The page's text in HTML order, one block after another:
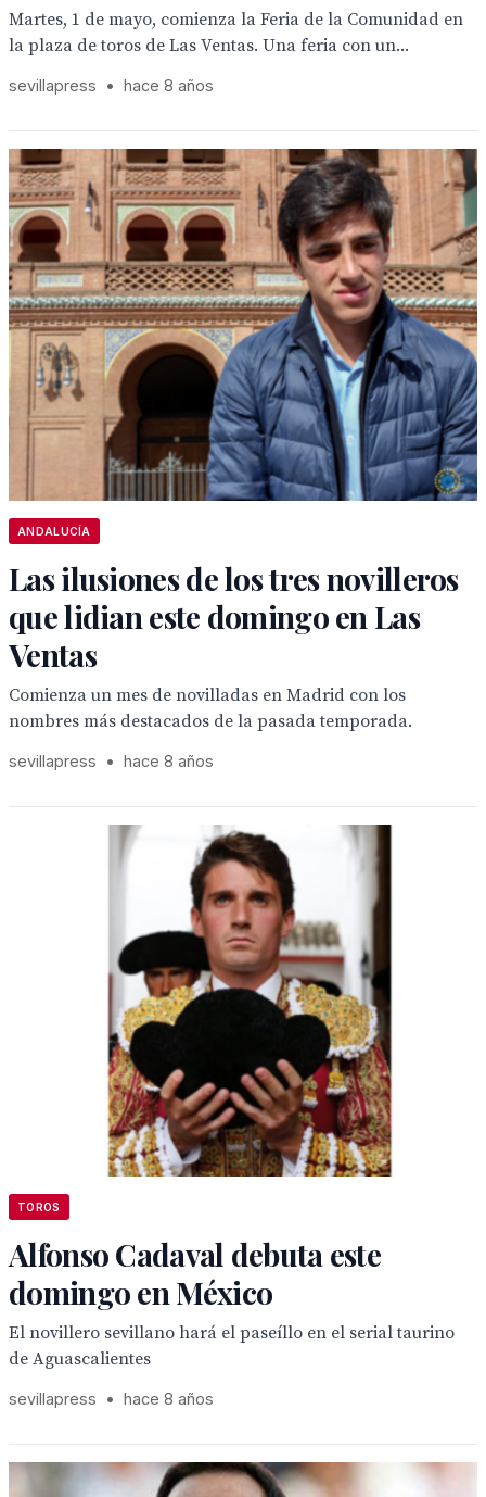
Martes, 1 de mayo, comienza la Feria de la Comunidad en
la plaza de toros de Las Ventas. Una feria con un...
sevillapress • hace 8 años
ANDALUCÍA
Las ilusiones de los tres novilleros
que lidian este domingo en Las
Ventas
Comienza un mes de novilladas en Madrid con los
nombres más destacados de la pasada temporada.
sevillapress • hace 8 años
TOROS
Alfonso Cadaval debuta este
domingo en México
El novillero sevillano hará el paseíllo en el serial taurino
de Aguascalientes
sevillapress • hace 8 años